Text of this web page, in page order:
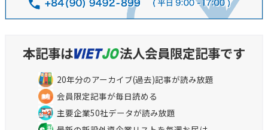
本記事は 法人会員限定記事です
20年分のアーカイブ(過去)記事が読み放題
会員限定記事が毎日読める
主要企業50社データが読み放題